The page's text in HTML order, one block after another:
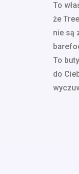
To
że
nie są
To
do